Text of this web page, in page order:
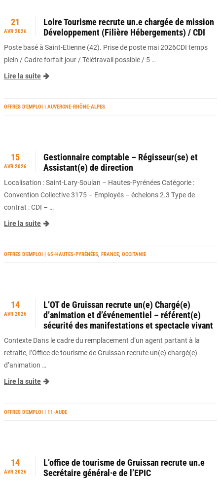
21
AVR 2026
Loire Tourisme recrute un.e chargée de mission
Développement (Filière Hébergements) / CDI
Poste basé à Saint-Etienne (42). Prise de poste mai 2026CDI temps
plein / Cadre forfait jour / Télétravail possible / 5 …
Lire la suite
OFFRES D’EMPLOI | AUVERGNE-RHÔNE-ALPES
15
AVR 2026
Gestionnaire comptable – Régisseur(se) et
Assistant(e) de direction
Localisation : Saint-Lary-Soulan – Hautes-Pyrénées Catégorie :
Convention Collective 3175 – Employés – échelons 2.3 Type de
contrat : CDI – …
Lire la suite
OFFRES D’EMPLOI | 65-HAUTES-PYRÉNÉES, FRANCE, OCCITANIE
14
AVR 2026
L’OT de Gruissan recrute un(e) Chargé(e)
d’animation et d’événementiel – référent(e)
sécurité des manifestations et spectacle vivant
Contexte Dans le cadre du remplacement d’un agent partant à la
retraite, l’Office de tourisme de Gruissan recrute un(e) chargé(e)
d’animation …
Lire la suite
OFFRES D’EMPLOI | 11-AUDE
14
AVR 2026
L’office de tourisme de Gruissan recrute un.e
Secrétaire général·e de l’EPIC